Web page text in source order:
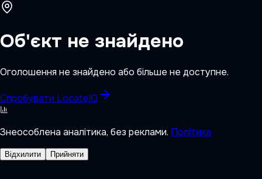
Об'єкт не знайдено
Оголошення не знайдено або більше не доступне.
Спробувати LocateIQ
Знеособлена аналітика, без реклами. Політика
Відхилити Прийняти